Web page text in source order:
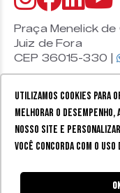
Utilizamos cookies para
melhorar o desempenho,
nosso site e
você concorda com o uso
Praça Menelick
Juiz de Fora
CEP 36015-330 |
os direitos